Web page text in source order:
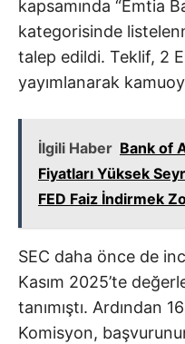
kapsamında “Emtia
kategorisinde
talep edildi. Teklif, 2
yayımlanarak
İlgili Haber Bank of
Fiyatları Yüksek
FED Faiz İndirmek
SEC daha önce de
Kasım 2025’te
tanımıştı. Ardından
Komisyon,